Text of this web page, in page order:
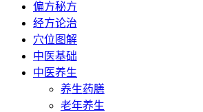
偏方秘方
经方论治
穴位图解
中医基础
中医养生
养生药膳
老年养生